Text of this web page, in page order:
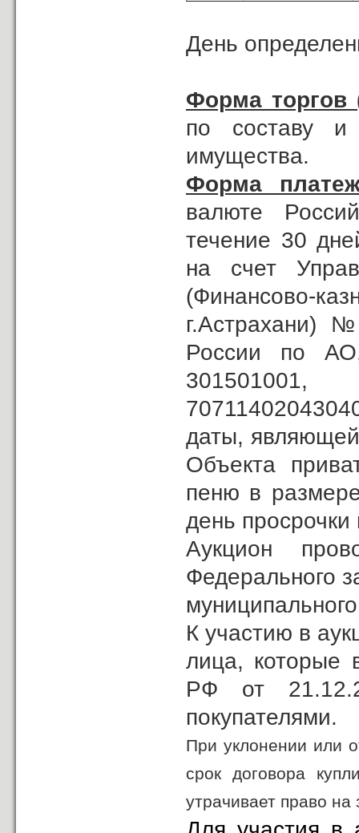
День
Форма торгов
по составу
имущества.
Форма
валюте
течение 30
на счет
(Финансово-
г.Астрахани)
России по
даты,
Объекта
пеню в
день просрочки
Аукцион
Федерального
К участию в
лица, которые
РФ от
покупателями.
При уклонении или
срок договора
утрачивает право на